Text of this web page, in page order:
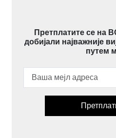
Претплатите се на
добијали најважније
путем